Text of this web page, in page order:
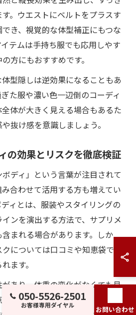
。ウエストにベルトをプラスす
き、視覚的な体型補正にもつな
テムは手持ち服でも応用しやす
方にもおすすめです。
型隠しは逆効果になることもあ
た服や濃い色一辺倒のコーディ
体が大きく見える場合もあるた
抜け感を意識しましょう。
の効果とリスクを徹底検証
ディ」という言葉が注目されて
合わせて活用する方も増えてい
ィとは、服装やスタイリングの
ンを演出する方法で、サプリメ
まれる場合があります。しか
については口コミや知恵袋でも
ます。
あり、体重の変化がなくても見
挙げられます。一方で、「ファ
050-5526-2501
お客様専用ダイヤル お問い合わせ